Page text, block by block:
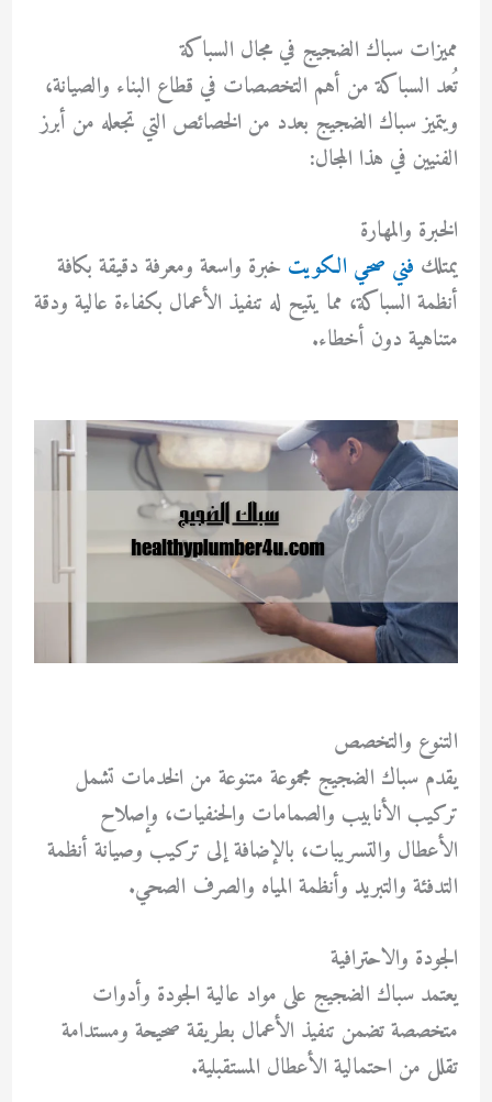
مميزات سباك الضجيج في مجال السباكة
تُعد السباكة من أهم التخصصات في قطاع البناء والصيانة،
ويتميز سباك الضجيج بعدد من الخصائص التي تجعله من أبرز
الفنيين في هذا المجال:
الخبرة والمهارة
يمتلك فني صحي الكويت خبرة واسعة ومعرفة دقيقة بكافة
أنظمة السباكة، مما يتيح له تنفيذ الأعمال بكفاءة عالية ودقة
متناهية دون أخطاء.
التنوع والتخصص
يقدم سباك الضجيج مجموعة متنوعة من الخدمات تشمل
تركيب الأنابيب والصمامات والحنفيات، وإصلاح
الأعطال والتسريبات، بالإضافة إلى تركيب وصيانة أنظمة
التدفئة والتبريد وأنظمة المياه والصرف الصحي.
الجودة والاحترافية
يعتمد سباك الضجيج على مواد عالية الجودة وأدوات
متخصصة تضمن تنفيذ الأعمال بطريقة صحيحة ومستدامة
تقلل من احتمالية الأعطال المستقبلية.